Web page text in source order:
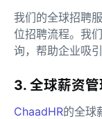
我们的全球招聘
位招聘流程。我
询，帮助企业吸
3. 全球薪资管
ChaadHR的全球